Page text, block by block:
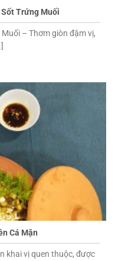
Sốt Trứng Muối
– Thơm giòn đậm vị,
Cá Mặn
khai vị quen thuộc, được